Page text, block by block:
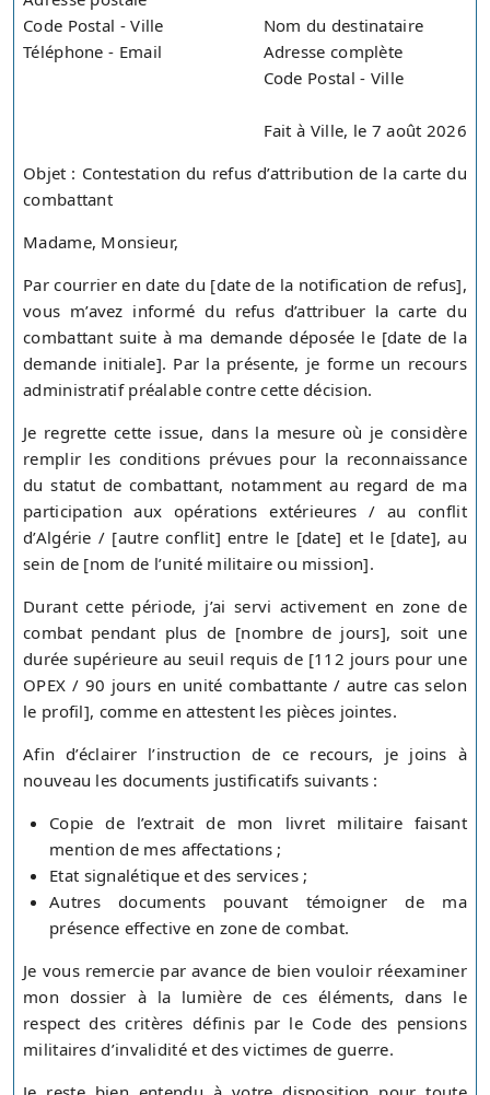
Code Postal - Ville
Téléphone - Email
Nom du destinataire
Adresse complète
Code Postal - Ville
Fait à Ville, le 7 août 2026
Objet : Contestation du refus d’attribution de la carte du
combattant
Madame, Monsieur,
Par courrier en date du [date de la notification de refus],
vous m’avez informé du refus d’attribuer la carte du
combattant suite à ma demande déposée le [date de la
demande initiale]. Par la présente, je forme un recours
administratif préalable contre cette décision.
Je regrette cette issue, dans la mesure où je considère
remplir les conditions prévues pour la reconnaissance
du statut de combattant, notamment au regard de ma
participation aux opérations extérieures / au conflit
d’Algérie / [autre conflit] entre le [date] et le [date], au
sein de [nom de l’unité militaire ou mission].
Durant cette période, j’ai servi activement en zone de
combat pendant plus de [nombre de jours], soit une
durée supérieure au seuil requis de [112 jours pour une
OPEX / 90 jours en unité combattante / autre cas selon
le profil], comme en attestent les pièces jointes.
Afin d’éclairer l’instruction de ce recours, je joins à
nouveau les documents justificatifs suivants :
Copie de l’extrait de mon livret militaire faisant
mention de mes affectations ;
Etat signalétique et des services ;
Autres documents pouvant témoigner de ma
présence effective en zone de combat.
Je vous remercie par avance de bien vouloir réexaminer
mon dossier à la lumière de ces éléments, dans le
respect des critères définis par le Code des pensions
militaires d’invalidité et des victimes de guerre.